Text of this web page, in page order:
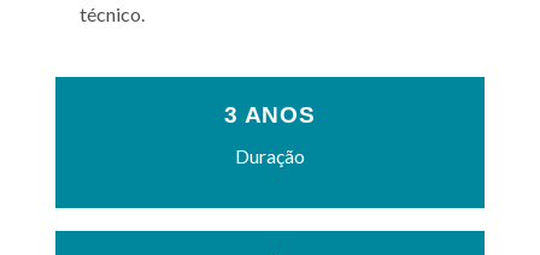
técnico.
3 ANOS
Duração